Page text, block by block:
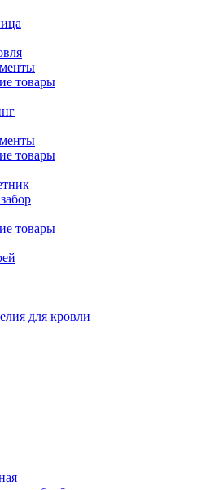
товары
товары
товары
для кровли